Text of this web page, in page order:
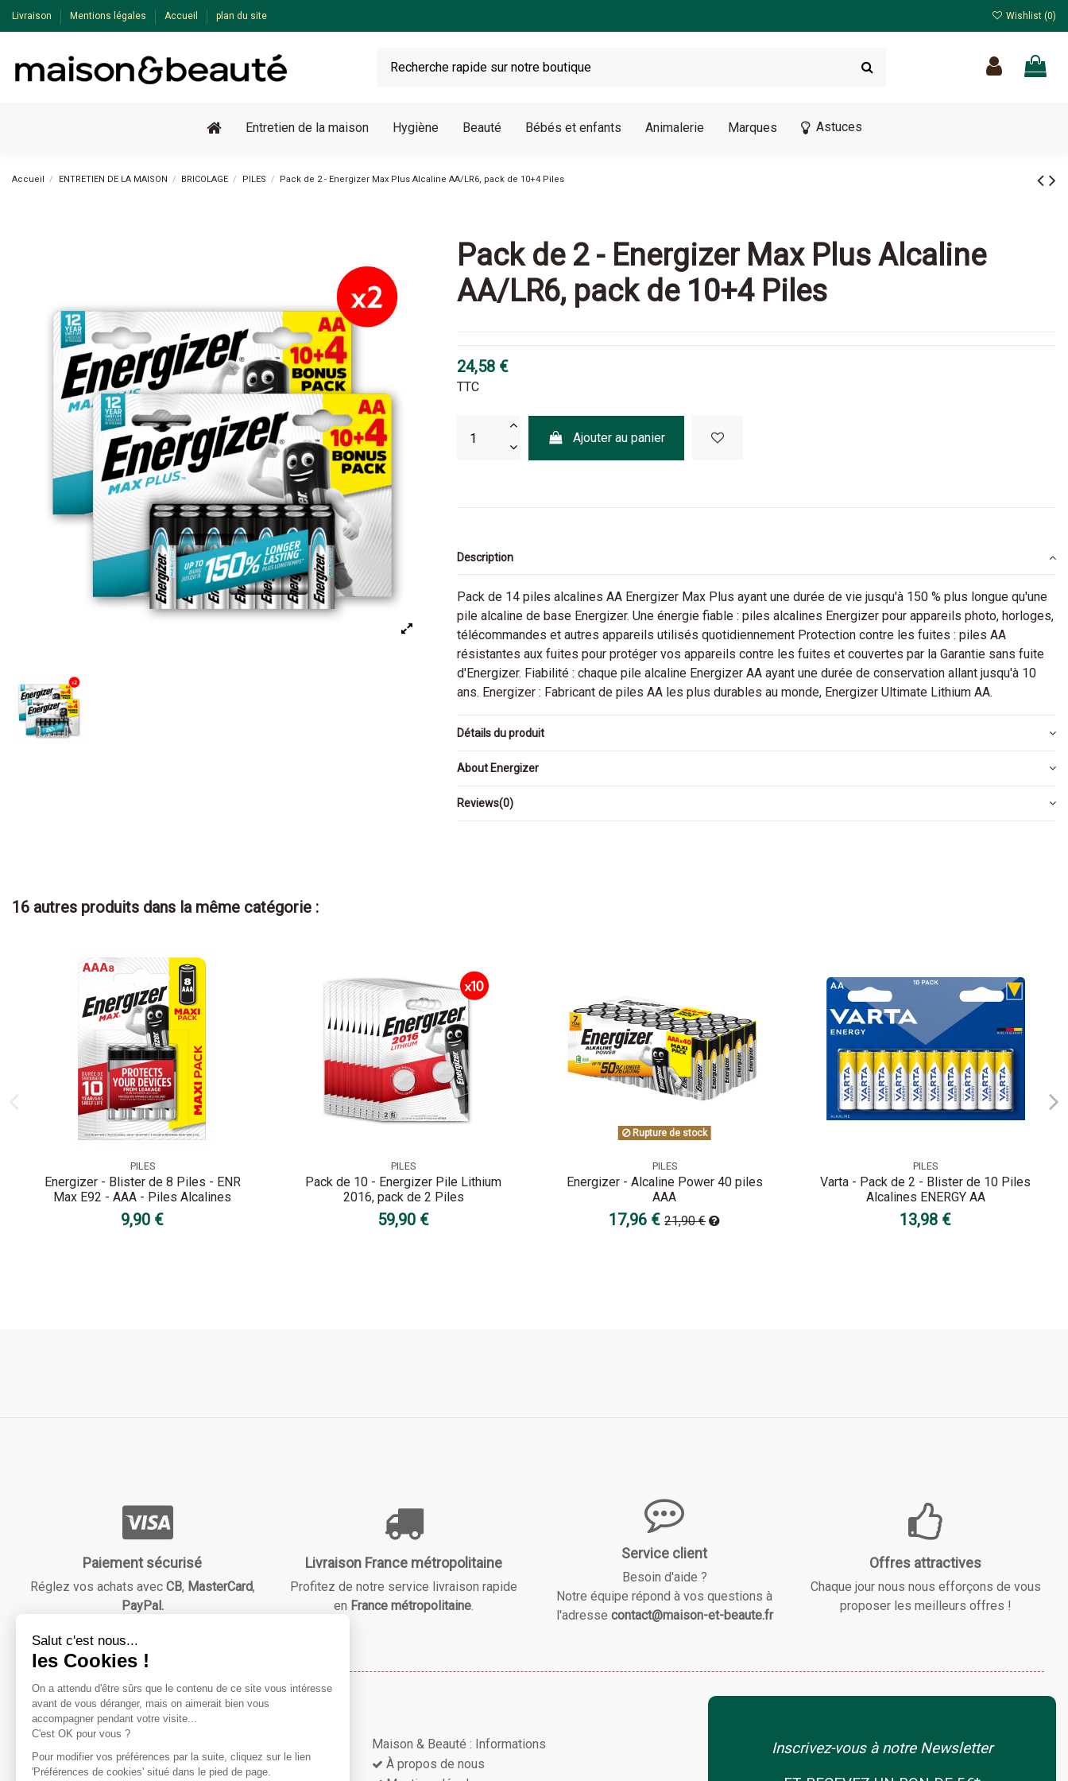
Livraison Mentions légales Accueil plan du site Wishlist (0)
Entretien de la maison Hygiène Beauté Bébés et enfants Animalerie Marques Astuces
Accueil ENTRETIEN DE LA MAISON BRICOLAGE PILES Pack de 2 - Energizer Max Plus Alcaline AA/LR6, pack de 10+4 Piles
Pack de 2 - Energizer Max Plus Alcaline
AA/LR6, pack de 10+4 Piles
24,58 €
TTC
Ajouter au panier
Description
Pack de 14 piles alcalines AA Energizer Max Plus ayant une durée de vie jusqu'à 150 % plus longue qu'une
pile alcaline de base Energizer. Une énergie fiable : piles alcalines Energizer pour appareils photo, horloges,
télécommandes et autres appareils utilisés quotidiennement Protection contre les fuites : piles AA
résistantes aux fuites pour protéger vos appareils contre les fuites et couvertes par la Garantie sans fuite
d'Energizer. Fiabilité : chaque pile alcaline Energizer AA ayant une durée de conservation allant jusqu'à 10
ans. Energizer : Fabricant de piles AA les plus durables au monde, Energizer Ultimate Lithium AA.
Détails du produit
About Energizer
Reviews(0)
16 autres produits dans la même catégorie :
PILES
Energizer - Blister de 8 Piles - ENR
Max E92 - AAA - Piles Alcalines
9,90 €
PILES
Pack de 10 - Energizer Pile Lithium
2016, pack de 2 Piles
59,90 €
Rupture de stock
PILES
Energizer - Alcaline Power 40 piles
AAA
17,96 €21,90 €
PILES
Varta - Pack de 2 - Blister de 10 Piles
Alcalines ENERGY AA
13,98 €
Paiement sécurisé
Réglez vos achats avec CB, MasterCard,
PayPal.
Livraison France métropolitaine
Profitez de notre service livraison rapide
en France métropolitaine.
Service client
Besoin d'aide ?
Notre équipe répond à vos questions à
l'adresse contact@maison-et-beaute.fr
Offres attractives
Chaque jour nous nous efforçons de vous
proposer les meilleurs offres !
Maison & Beauté
Notre mission ?
Répondre à vos besoins essentiels tout en vous faisant
économiser grâce à des réductions avantageuses !
Maison & Beauté : Informations
À propos de nous
Inscrivez-vous à notre Newsletter